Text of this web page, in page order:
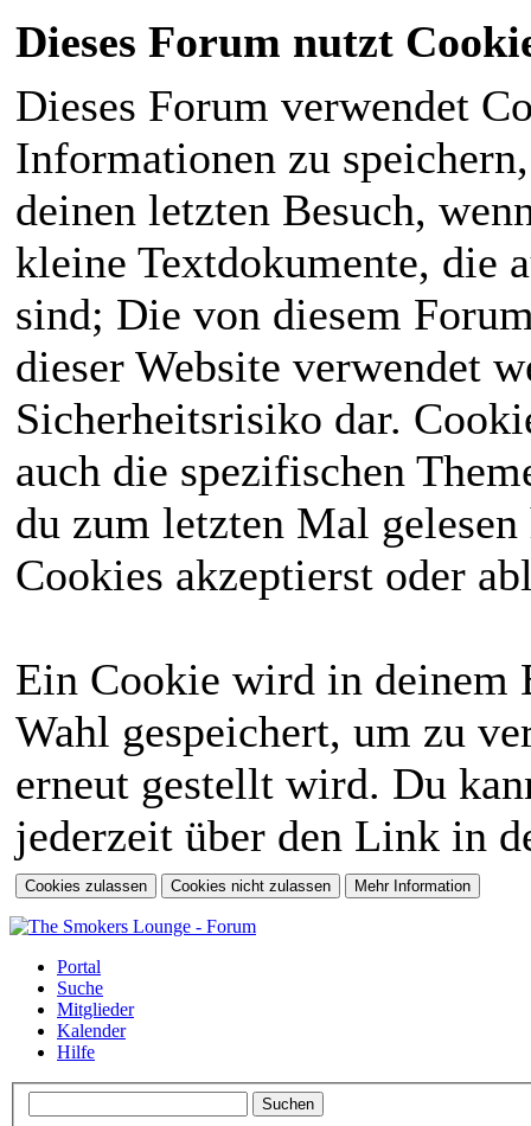
Dieses Forum nutzt
Dieses Forum verwendet
Informationen zu
deinen letzten Besuch,
kleine Textdokumente, die
sind; Die von diesem
dieser Website verwendet
Sicherheitsrisiko dar.
auch die spezifischen
du zum letzten Mal
Cookies akzeptierst oder
Ein Cookie wird in deinem
Wahl gespeichert, um zu
erneut gestellt wird. Du
jederzeit über den Link in
Portal
Suche
Mitglieder
Kalender
Hilfe